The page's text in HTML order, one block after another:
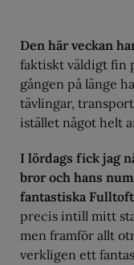
Den här veckan
faktiskt väldigt fin
gången på länge
tävlingar,
istället något helt
I lördags fick jag
bror och hans
fantastiska
precis intill mitt
men framför allt
verkligen ett